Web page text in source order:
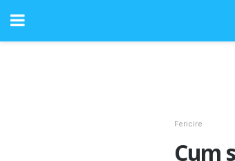
Fericire
Cum